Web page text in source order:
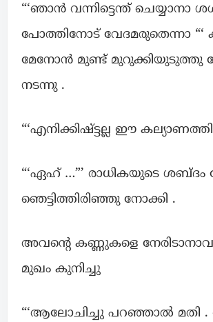
“‘ഞാൻ വന്നിട്ടെന്ത് ചെയ്യാനാ
പോത്തിനോട് വേദമരുതെന്നാ
മേനോൻ മുണ്ട് മുറുക്കിയുടുത്തു
നടന്നു .
“‘എനിക്കിഷ്ട്ടല്ല ഈ
“‘ഏഹ് …”’ രാധികയുടെ ശബ്ദം
ഞെട്ടിത്തിരിഞ്ഞു നോക്കി .
അവന്റെ കണ്ണുകളെ
മുഖം കുനിച്ചു
“‘ആലോചിച്ചു പറഞ്ഞാൽ മതി